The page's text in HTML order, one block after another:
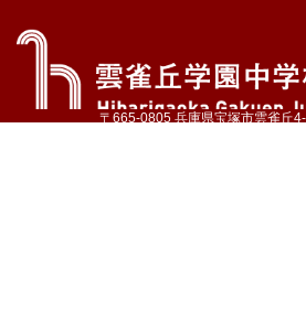
〒665-0805 兵庫県宝塚市雲雀丘